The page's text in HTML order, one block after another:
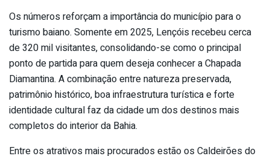
Os números reforçam a importância do município para o
turismo baiano. Somente em 2025, Lençóis recebeu cerca
de 320 mil visitantes, consolidando-se como o principal
ponto de partida para quem deseja conhecer a Chapada
Diamantina. A combinação entre natureza preservada,
patrimônio histórico, boa infraestrutura turística e forte
identidade cultural faz da cidade um dos destinos mais
completos do interior da Bahia.
Entre os atrativos mais procurados estão os Caldeirões do